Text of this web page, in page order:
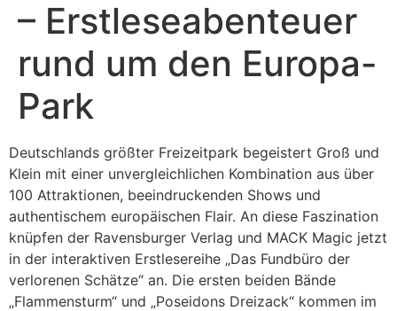
– Erstleseabenteuer
rund um den Europa-
Park
Deutschlands größter Freizeitpark begeistert Groß und
Klein mit einer unvergleichlichen Kombination aus über
100 Attraktionen, beeindruckenden Shows und
authentischem europäischen Flair. An diese Faszination
knüpfen der Ravensburger Verlag und MACK Magic jetzt
in der interaktiven Erstlesereihe „Das Fundbüro der
verlorenen Schätze“ an. Die ersten beiden Bände
„Flammensturm“ und „Poseidons Dreizack“ kommen im